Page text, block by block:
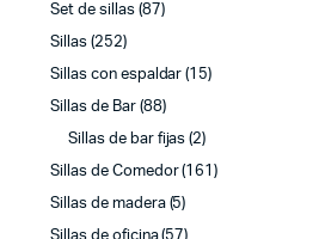
Set de sillas (87)
Sillas (252)
Sillas con espaldar (15)
Sillas de Bar (88)
Sillas de bar fijas (2)
Sillas de Comedor (161)
Sillas de madera (5)
Sillas de oficina (57)